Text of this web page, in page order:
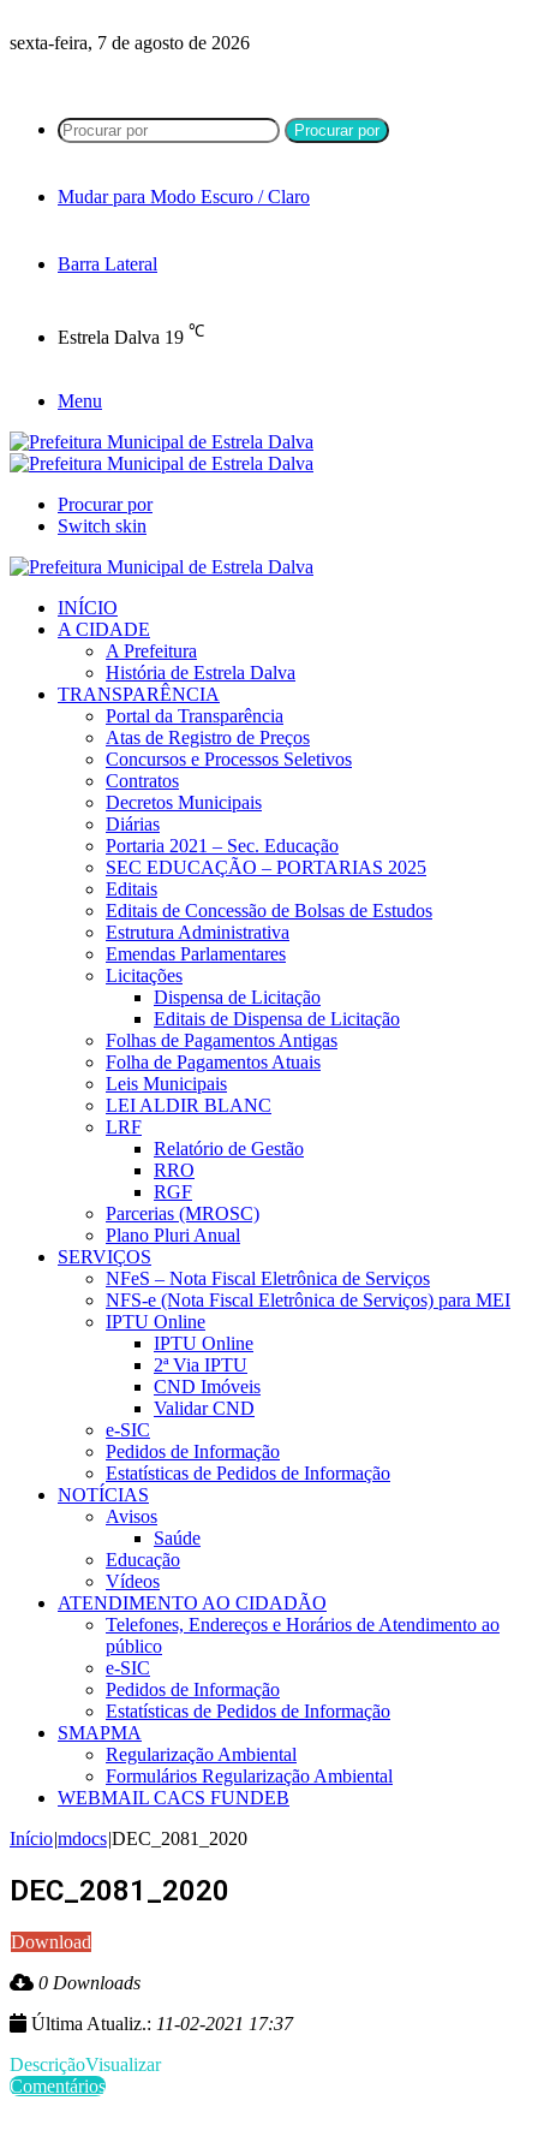
sexta-feira, 7 de agosto de 2026
Procurar por
Mudar para Modo Escuro / Claro
Barra Lateral
Estrela Dalva 19 ℃
Menu
Procurar por
Switch skin
INÍCIO
A CIDADE
A Prefeitura
História de Estrela Dalva
TRANSPARÊNCIA
Portal da Transparência
Atas de Registro de Preços
Concursos e Processos Seletivos
Contratos
Decretos Municipais
Diárias
Portaria 2021 – Sec. Educação
SEC EDUCAÇÃO – PORTARIAS 2025
Editais
Editais de Concessão de Bolsas de Estudos
Estrutura Administrativa
Emendas Parlamentares
Licitações
Dispensa de Licitação
Editais de Dispensa de Licitação
Folhas de Pagamentos Antigas
Folha de Pagamentos Atuais
Leis Municipais
LEI ALDIR BLANC
LRF
Relatório de Gestão
RRO
RGF
Parcerias (MROSC)
Plano Pluri Anual
SERVIÇOS
NFeS – Nota Fiscal Eletrônica de Serviços
NFS-e (Nota Fiscal Eletrônica de Serviços) para MEI
IPTU Online
IPTU Online
2ª Via IPTU
CND Imóveis
Validar CND
e-SIC
Pedidos de Informação
Estatísticas de Pedidos de Informação
NOTÍCIAS
Avisos
Saúde
Educação
Vídeos
ATENDIMENTO AO CIDADÃO
Telefones, Endereços e Horários de Atendimento ao
público
e-SIC
Pedidos de Informação
Estatísticas de Pedidos de Informação
SMAPMA
Regularização Ambiental
Formulários Regularização Ambiental
WEBMAIL CACS FUNDEB
Início|mdocs|DEC_2081_2020
DEC_2081_2020
Download
0 Downloads
Última Atualiz.: 11-02-2021 17:37
DescriçãoVisualizar
Comentários